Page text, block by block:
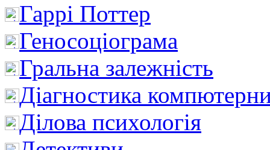
Гаррі Поттер
Геносоціограма
Гральна залежність
Діагностика
Ділова психологія